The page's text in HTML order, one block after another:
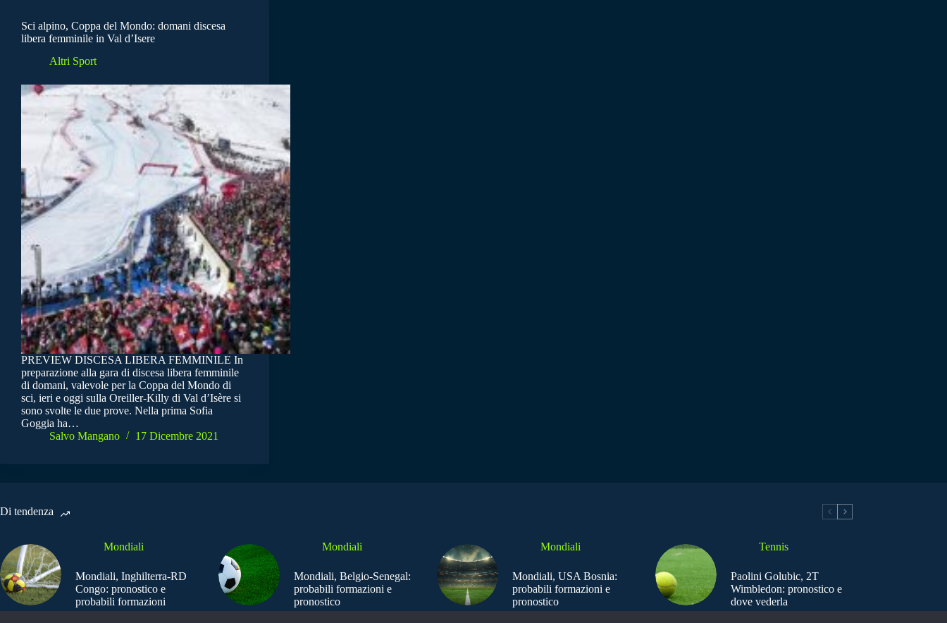
Sci alpino, Coppa del Mondo: domani discesa
libera femminile in Val d’Isere
Altri Sport
PREVIEW DISCESA LIBERA FEMMINILE In
preparazione alla gara di discesa libera femminile
di domani, valevole per la Coppa del Mondo di
sci, ieri e oggi sulla Oreiller-Killy di Val d’Isère si
sono svolte le due prove. Nella prima Sofia
Goggia ha…
Salvo Mangano
17 Dicembre 2021
Di tendenza
Mondiali
Mondiali, Inghilterra-RD
Congo: pronostico e
probabili formazioni
Mondiali
Mondiali, Belgio-Senegal:
probabili formazioni e
pronostico
Mondiali
Mondiali, USA Bosnia:
probabili formazioni e
pronostico
Tennis
Paolini Golubic, 2T
Wimbledon: pronostico e
dove vederla